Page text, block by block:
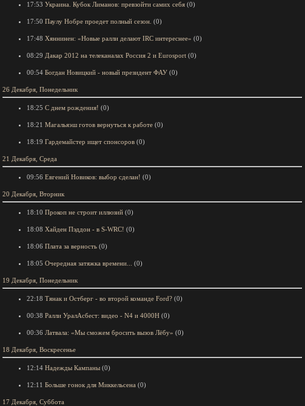
17:53 Украина. Кубок Лиманов: превзойти самих себя (0)
17:50 Паулу Нобре проедет полный сезон. (0)
17:48 Хяннинен: «Новые ралли делают IRC интереснее» (0)
08:29 Дакар 2012 на телеканалах Россия 2 и Eurosport (0)
00:54 Богдан Новицкий - новый президент ФАУ (0)
26 Декабря, Понедельник
18:25 С днем рождения! (0)
18:21 Магальяэш готов вернуться к работе (0)
18:19 Гардемайстер ищет спонсоров (0)
21 Декабря, Среда
09:56 Евгений Новиков: выбор сделан! (0)
20 Декабря, Вторник
18:10 Прокоп не строит иллюзий (0)
18:08 Хайден Пэддон - в S-WRC! (0)
18:06 Плата за верность (0)
18:05 Очередная затяжка времени... (0)
19 Декабря, Понедельник
22:18 Тянак и Остберг - во второй команде Ford? (0)
00:38 Ралли УралАсбест: видео - N4 и 4000Н (0)
00:36 Латвала: «Мы сможем бросить вызов Лёбу» (0)
18 Декабря, Воскресенье
12:14 Надежды Кампаны (0)
12:11 Больше гонок для Миккельсена (0)
17 Декабря, Суббота